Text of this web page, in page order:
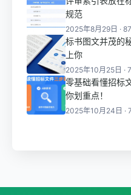
规范
2025年8月29日 ·
标书图文并茂的
上你
2025年10月25日 ·
零基础看懂招标
你划重点！
2025年10月24日 ·